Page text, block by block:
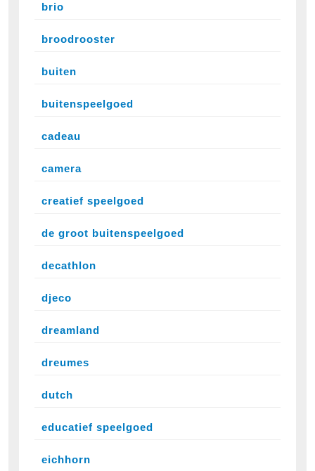
brio
broodrooster
buiten
buitenspeelgoed
cadeau
camera
creatief speelgoed
de groot buitenspeelgoed
decathlon
djeco
dreamland
dreumes
dutch
educatief speelgoed
eichhorn